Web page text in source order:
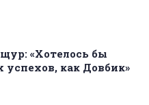
«Хотелось бы
успехов, как Довбик»